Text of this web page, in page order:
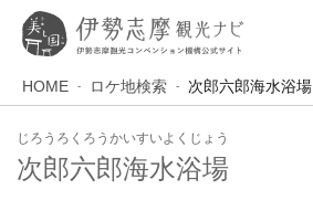
HOME ロケ地検索 次郎六郎海水浴場
じろうろくろうかいすいよくじょう
次郎六郎海水浴場